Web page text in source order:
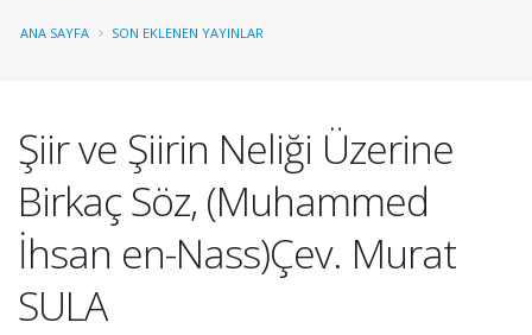
ANA SAYFA SON EKLENEN YAYINLAR
Şiir ve Şiirin Neliği Üzerine
Birkaç Söz, (Muhammed
İhsan en-Nass)Çev. Murat
SULA